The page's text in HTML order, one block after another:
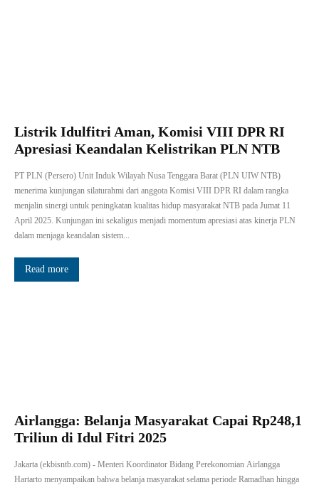
Listrik Idulfitri Aman, Komisi VIII DPR RI
Apresiasi Keandalan Kelistrikan PLN NTB
PT PLN (Persero) Unit Induk Wilayah Nusa Tenggara Barat (PLN UIW NTB)
menerima kunjungan silaturahmi dari anggota Komisi VIII DPR RI dalam rangka
menjalin sinergi untuk peningkatan kualitas hidup masyarakat NTB pada Jumat 11
April 2025. Kunjungan ini sekaligus menjadi momentum apresiasi atas kinerja PLN
dalam menjaga keandalan sistem...
Read more
Airlangga: Belanja Masyarakat Capai Rp248,1
Triliun di Idul Fitri 2025
Jakarta (ekbisntb.com) - Menteri Koordinator Bidang Perekonomian Airlangga
Hartarto menyampaikan bahwa belanja masyarakat selama periode Ramadhan hingga